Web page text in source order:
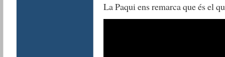
La Paqui ens remarca que és el